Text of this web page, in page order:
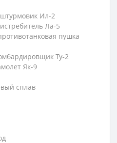
Ил-2
Ла-5
пушка
Ту-2
Як-9
сплав